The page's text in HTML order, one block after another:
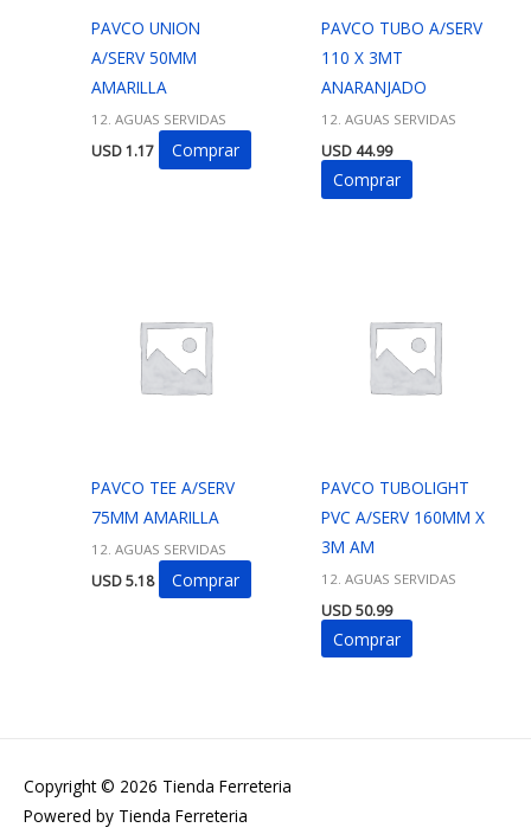
PAVCO UNION
A/SERV 50MM
AMARILLA
12. AGUAS SERVIDAS
USD1.17 Comprar
PAVCO TUBO A/SERV
110 X 3MT
ANARANJADO
12. AGUAS SERVIDAS
USD44.99
Comprar
PAVCO TEE A/SERV
75MM AMARILLA
12. AGUAS SERVIDAS
USD5.18 Comprar
PAVCO TUBOLIGHT
PVC A/SERV 160MM X
3M AM
12. AGUAS SERVIDAS
USD50.99
Comprar
Copyright © 2026 Tienda Ferreteria
Powered by Tienda Ferreteria